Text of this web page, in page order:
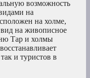
возможность
на
на холме,
на живописное
Тар и холмы
и туристов в